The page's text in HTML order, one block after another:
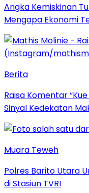
Angka Kemiskinan
Mengapa Ekonomi
Berita
Raisa Komentar
Sinyal Kedekatan
Muara Teweh
Polres Barito Utara
di Stasiun TVRI